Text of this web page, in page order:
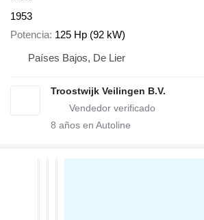
1953
Potencia 125 Hp (92 kW)
Países Bajos, De Lier
Troostwijk Veilingen B.V.
8 años en Autoline